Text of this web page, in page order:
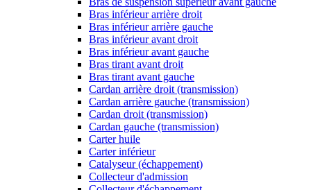
Bras inférieur arrière droit
Bras inférieur arrière gauche
Bras inférieur avant droit
Bras inférieur avant gauche
Bras tirant avant droit
Bras tirant avant gauche
Cardan arrière droit (transmission)
Cardan arrière gauche (transmission)
Cardan droit (transmission)
Cardan gauche (transmission)
Carter huile
Carter inférieur
Catalyseur (échappement)
Collecteur d'admission